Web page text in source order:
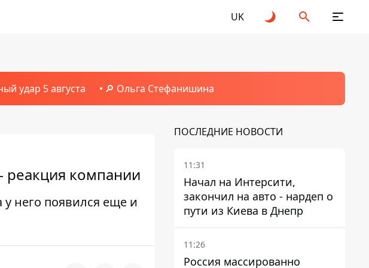
UK
удар 5 августа 🔎 Ольга Стефанишина
реакция компании
у него появился еще и
ПОСЛЕДНИЕ НОВОСТИ
11:31
Начал на Интерсити,
закончил на авто - нардеп о
пути из Киева в Днепр
11:26
Россия массированно